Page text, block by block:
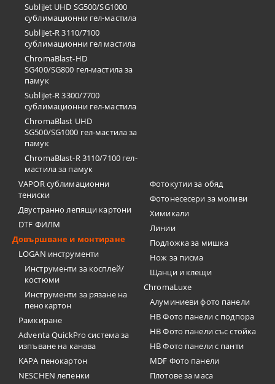
SubliJet UHD SG500/SG1000
сублимационни гел-мастила
SubliJet-R 3110/7100
сублимационни гел мастила
ChromaBlast-HD
SG400/SG800 гел-мастила за
памук
SubliJet-R 3300/7700
сублимационни гел-мастила
ChromaBlast UHD
SG500/SG1000 гел-мастила за
памук
ChromaBlast-R 3110/7100 гел-
мастила за памук
VAPOR сублимационни
тениски
Двустранно лепящи картони
DTF ФИЛМ
Довършване и монтиране
LOGAN инструменти
Инструменти за косплей/
костюми
Инструменти за рязане на
пенокартон
Рамкиране
Adventa QuickPro система за
изпъване на канава
KAPA пенокартон
NESCHEN лепенки
Фотокутии за обяд
Фотонесесери за моливи
Химикали
Линии
Подложка за мишка
Нож за писма
Щанци и клещи
ChromaLuxe
Алуминиеви фото панели
HB Фото панели с подпора
HB Фото панели със стойка
HB Фото панели с панти
MDF Фото панели
Плотове за маса